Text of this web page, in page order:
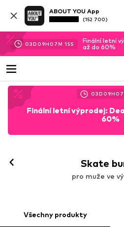
ABOUT YOU App
(152 700)
03D 09H 07M 14S
Finální letní
až do 60%
03D 09H 07
Finální letní výprodej:
60%
Skate
pro muže ve
Všechny produkty